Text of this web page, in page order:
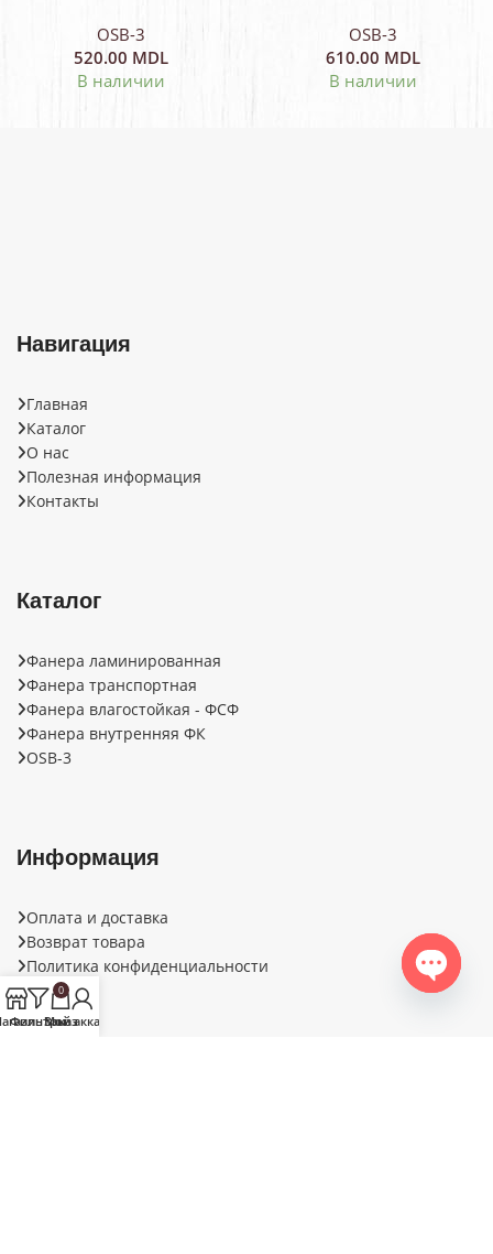
OSB-3
520.00 MDL
В наличии
OSB-3
610.00 MDL
В наличии
Навигация
Главная
Каталог
О нас
Полезная информация
Контакты
Каталог
Фанера ламинированная
Фанера транспортная
Фанера влагостойкая - ФСФ
Фанера внутренняя ФК
OSB-3
Информация
Оплата и доставка
Возврат товара
Политика конфиденциальности
Фильтры
0
Заказ
Мой аккаунт